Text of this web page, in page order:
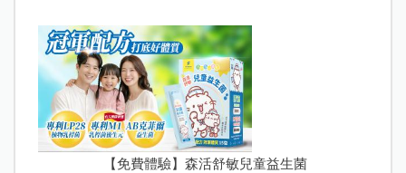
【免費體驗】森活舒敏兒童益生菌